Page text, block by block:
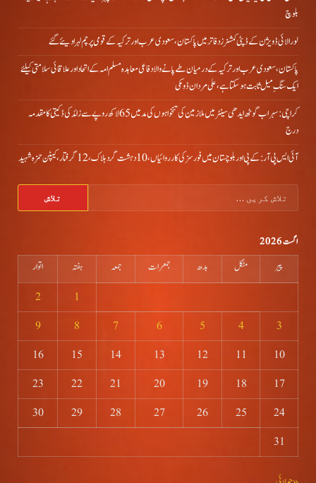
بلوچ
لورالائی ڈویژن کے ڈپٹی کمشنرز دفاتر میں پاکستان، سعودی عرب اور ترکیہ کے قومی پرچم لہرا دیئے گئے
پاکستان، سعودی عرب اور ترکیہ کے درمیان طے پانے والا دفاعی معاہدہ مسلم امہ کے اتحاد اور علاقائی سلامتی کیلئے
ایک سنگِ میل ثابت ہو سکتا ہے، علی مردان ڈومکی
کراچی: سہراب گوٹھ ایدھی سینٹر میں ملازمین کی تنخواہوں کی مد میں 65 لاکھ روپے سے زائد کی ڈکیتی کا مقدمہ
درج
آئی ایس پی آر: کے پی اور بلوچستان میں فورسز کی کارروائیاں، 10 دہشت گرد ہلاک، 12 گرفتار، کیپٹن حمزہ شہید
کریں
اگست 2026
پیر منگل بدھ جمعرات جمعہ ہفتہ
اتوار
1
2
3
4
5
6
7
8
9
10
11
12
13
14
15
16
17
18
19
20
21
22
23
24
25
26
27
28
29
30
31